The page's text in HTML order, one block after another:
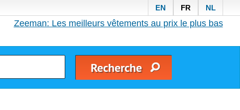
EN FR NL
Zeeman: Les meilleurs vêtements au prix le plus bas